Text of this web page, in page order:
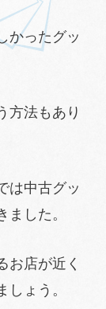
かったグッ
方法もあり
は中古グッ
した。
お店が近く
ょう。